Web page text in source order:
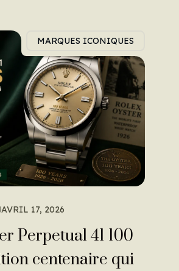
MARQUES ICONIQUES
AVRIL 17, 2026
Perpetual 41 100
centenaire qui